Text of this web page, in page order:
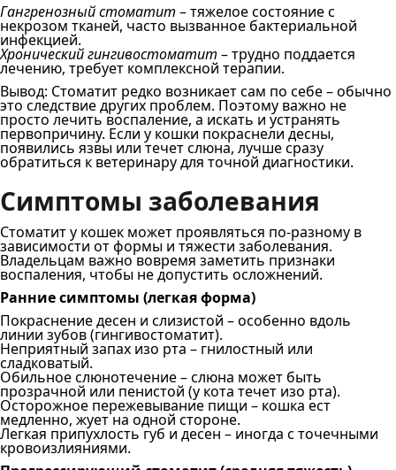
Гангренозный стоматит – тяжелое состояние с
некрозом тканей, часто вызванное бактериальной
инфекцией.
Хронический гингивостоматит – трудно поддается
лечению, требует комплексной терапии.
Вывод: Стоматит редко возникает сам по себе – обычно
это следствие других проблем. Поэтому важно не
просто лечить воспаление, а искать и устранять
первопричину. Если у кошки покраснели десны,
появились язвы или течет слюна, лучше сразу
обратиться к ветеринару для точной диагностики.
Симптомы заболевания
Стоматит у кошек может проявляться по-разному в
зависимости от формы и тяжести заболевания.
Владельцам важно вовремя заметить признаки
воспаления, чтобы не допустить осложнений.
Ранние симптомы (легкая форма)
Покраснение десен и слизистой – особенно вдоль
линии зубов (гингивостоматит).
Неприятный запах изо рта – гнилостный или
сладковатый.
Обильное слюнотечение – слюна может быть
прозрачной или пенистой (у кота течет изо рта).
Осторожное пережевывание пищи – кошка ест
медленно, жует на одной стороне.
Легкая припухлость губ и десен – иногда с точечными
кровоизлияниями.